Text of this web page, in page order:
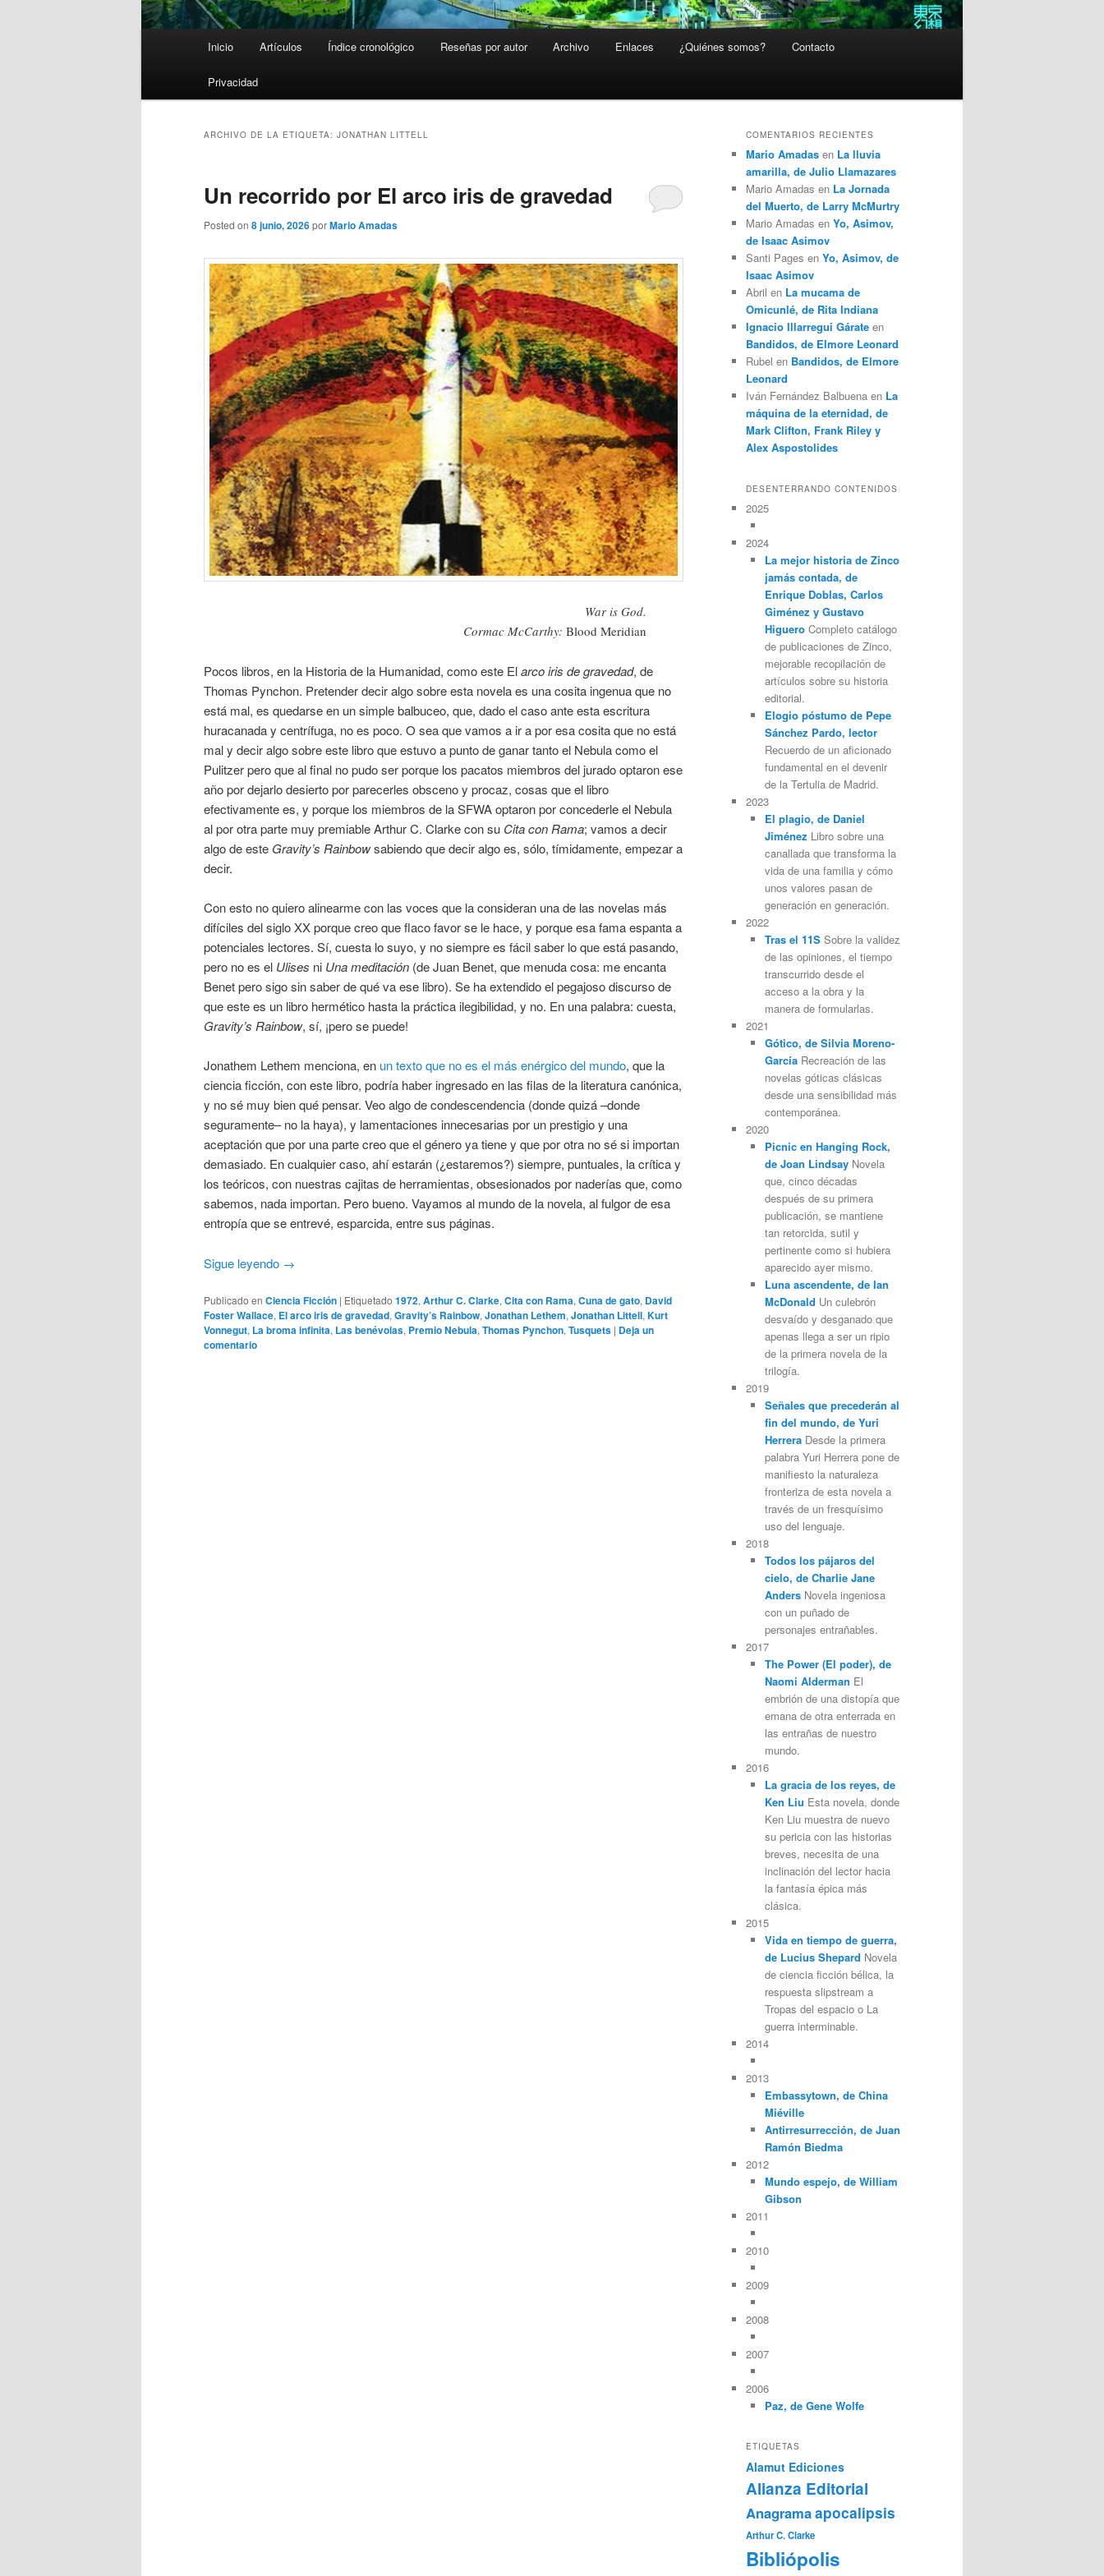
Inicio Artículos Índice cronológico Reseñas por autor Archivo Enlaces ¿Quiénes somos? Contacto
Privacidad
ARCHIVO DE LA ETIQUETA: JONATHAN LITTELL
Un recorrido por El arco iris de gravedad
Posted on 8 junio, 2026porMario Amadas
War is God.
Cormac McCarthy: Blood Meridian
Pocos libros, en la Historia de la Humanidad, como este Elarco iris de gravedad, de
Thomas Pynchon. Pretender decir algo sobre esta novela es una cosita ingenua que no
está mal, es quedarse en un simple balbuceo, que, dado el caso ante esta escritura
huracanada y centrífuga, no es poco. O sea que vamos a ir a por esa cosita que no está
mal y decir algo sobre este libro que estuvo a punto de ganar tanto el Nebula como el
Pulitzer pero que al final no pudo ser porque los pacatos miembros del jurado optaron ese
año por dejarlo desierto por parecerles obsceno y procaz, cosas que el libro
efectivamente es, y porque los miembros de la SFWA optaron por concederle el Nebula
al por otra parte muy premiable Arthur C. Clarke con su Cita con Rama; vamos a decir
algo de este Gravity’s Rainbowsabiendo que decir algo es, sólo, tímidamente, empezar a
decir.
Con esto no quiero alinearme con las voces que la consideran una de las novelas más
difíciles del siglo XX porque creo que flaco favor se le hace, y porque esa fama espanta a
potenciales lectores. Sí, cuesta lo suyo, y no siempre es fácil saber lo que está pasando,
pero no es el Ulises ni Una meditación (de Juan Benet, que menuda cosa: me encanta
Benet pero sigo sin saber de qué va ese libro). Se ha extendido el pegajoso discurso de
que este es un libro hermético hasta la práctica ilegibilidad, y no. En una palabra: cuesta,
Gravity’s Rainbow, sí, ¡pero se puede!
Jonathem Lethem menciona, en un texto que no es el más enérgico del mundo, que la
ciencia ficción, con este libro, podría haber ingresado en las filas de la literatura canónica,
y no sé muy bien qué pensar. Veo algo de condescendencia (donde quizá –donde
seguramente– no la haya), y lamentaciones innecesarias por un prestigio y una
aceptación que por una parte creo que el género ya tiene y que por otra no sé si importan
demasiado. En cualquier caso, ahí estarán (¿estaremos?) siempre, puntuales, la crítica y
los teóricos, con nuestras cajitas de herramientas, obsesionados por naderías que, como
sabemos, nada importan. Pero bueno. Vayamos al mundo de la novela, al fulgor de esa
entropía que se entrevé, esparcida, entre sus páginas.
Sigue leyendo →
Publicado en Ciencia Ficción | Etiquetado 1972, Arthur C. Clarke, Cita con Rama, Cuna de gato, David
Foster Wallace, El arco iris de gravedad, Gravity’s Rainbow, Jonathan Lethem, Jonathan Littell, Kurt
Vonnegut, La broma infinita, Las benévolas, Premio Nebula, Thomas Pynchon, Tusquets | Deja un
comentario
COMENTARIOS RECIENTES
Mario Amadas en La lluvia
amarilla, de Julio Llamazares
Mario Amadas en La Jornada
del Muerto, de Larry McMurtry
Mario Amadas en Yo, Asimov,
de Isaac Asimov
Santi Pages en Yo, Asimov, de
Isaac Asimov
Abril en La mucama de
Omicunlé, de Rita Indiana
Ignacio Illarregui Gárate en
Bandidos, de Elmore Leonard
Rubel en Bandidos, de Elmore
Leonard
Iván Fernández Balbuena en La
máquina de la eternidad, de
Mark Clifton, Frank Riley y
Alex Aspostolides
DESENTERRANDO CONTENIDOS
2025
2024
La mejor historia de Zinco
jamás contada, de
Enrique Doblas, Carlos
Giménez y Gustavo
HigueroCompleto catálogo
de publicaciones de Zinco,
mejorable recopilación de
artículos sobre su historia
editorial.
Elogio póstumo de Pepe
Sánchez Pardo, lector
Recuerdo de un aficionado
fundamental en el devenir
de la Tertulia de Madrid.
2023
El plagio, de Daniel
Jiménez Libro sobre una
canallada que transforma la
vida de una familia y cómo
unos valores pasan de
generación en generación.
2022
Tras el 11SSobre la validez
de las opiniones, el tiempo
transcurrido desde el
acceso a la obra y la
manera de formularlas.
2021
Gótico, de Silvia Moreno-
GarcíaRecreación de las
novelas góticas clásicas
desde una sensibilidad más
contemporánea.
2020
Picnic en Hanging Rock,
de Joan LindsayNovela
que, cinco décadas
después de su primera
publicación, se mantiene
tan retorcida, sutil y
pertinente como si hubiera
aparecido ayer mismo.
Luna ascendente, de Ian
McDonald Un culebrón
desvaído y desganado que
apenas llega a ser un ripio
de la primera novela de la
trilogía.
2019
Señales que precederán al
fin del mundo, de Yuri
HerreraDesde la primera
palabra Yuri Herrera pone de
manifiesto la naturaleza
fronteriza de esta novela a
través de un fresquísimo
uso del lenguaje.
2018
Todos los pájaros del
cielo, de Charlie Jane
AndersNovela ingeniosa
con un puñado de
personajes entrañables.
2017
The Power (El poder), de
Naomi Alderman El
embrión de una distopía que
emana de otra enterrada en
las entrañas de nuestro
mundo.
2016
La gracia de los reyes, de
Ken Liu Esta novela, donde
Ken Liu muestra de nuevo
su pericia con las historias
breves, necesita de una
inclinación del lector hacia
la fantasía épica más
clásica.
2015
Vida en tiempo de guerra,
de Lucius Shepard Novela
de ciencia ficción bélica, la
respuesta slipstream a
Tropas del espacio o La
guerra interminable.
2014
2013
Embassytown, de China
Miéville
Antirresurrección, de Juan
Ramón Biedma
2012
Mundo espejo, de William
Gibson
2011
2010
2009
2008
2007
2006
Paz, de Gene Wolfe
ETIQUETAS
Alamut Ediciones
Alianza Editorial
Anagramaapocalipsis
Arthur C. Clarke
Bibliópolis